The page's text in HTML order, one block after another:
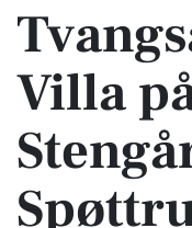
Villa